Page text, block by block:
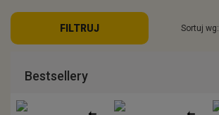
WIĘCEJ
FILTRUJ Sortuj wg:
Bestsellery